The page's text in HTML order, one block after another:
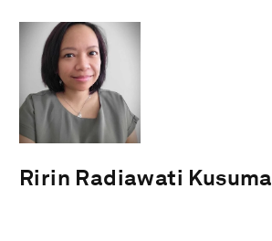
Ririn Radiawati Kusuma